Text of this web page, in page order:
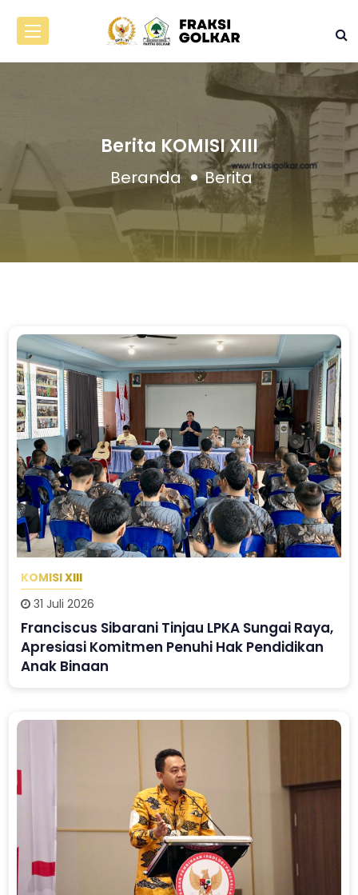
Berita KOMISI XIII
Beranda Berita
KOMISI XIII
31 Juli 2026
Franciscus Sibarani Tinjau LPKA Sungai Raya,
Apresiasi Komitmen Penuhi Hak Pendidikan
Anak Binaan